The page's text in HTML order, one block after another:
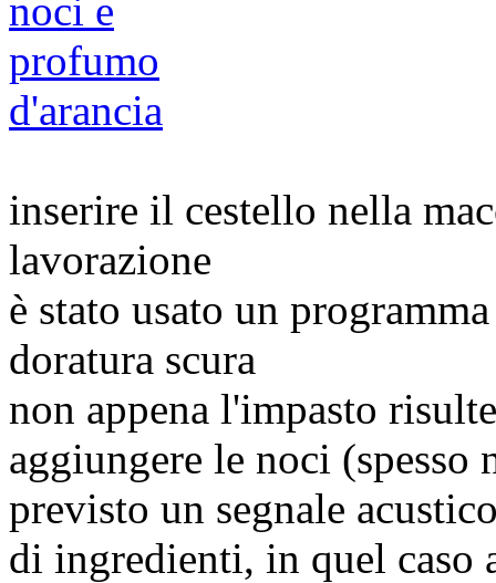
inserire il cestello nella
lavorazione
è stato usato un
doratura scura
non appena l'impasto
aggiungere le noci (spesso
previsto un segnale
di ingredienti, in quel caso